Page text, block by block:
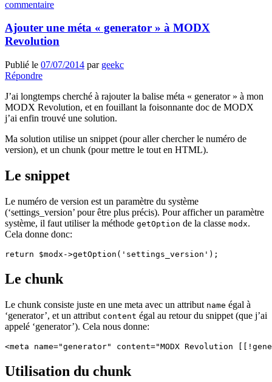
commentaire
Ajouter une méta « generator » à MODX
Revolution
Publié le 07/07/2014 par geekc
Répondre
J’ai longtemps cherché à rajouter la balise méta « generator » à mon
MODX Revolution, et en fouillant la foisonnante doc de MODX
j’ai enfin trouvé une solution.
Ma solution utilise un snippet (pour aller chercher le numéro de
version), et un chunk (pour mettre le tout en HTML).
Le snippet
Le numéro de version est un paramètre du système
(‘settings_version’ pour être plus précis). Pour afficher un paramètre
système, il faut utiliser la méthode getOption de la classe modx.
Cela donne donc:
Le chunk
Le chunk consiste juste en une meta avec un attribut name égal à
‘generator’, et un attribut content égal au retour du snippet (que j’ai
appelé ‘generator’). Cela nous donne:
Utilisation du chunk